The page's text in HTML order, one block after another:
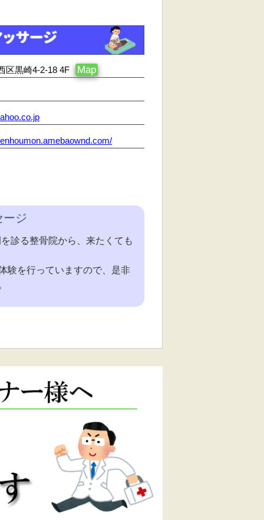
区黒崎4-2-18 4F Map
ージ
診る整骨院から、来たくても
験を行っていますので、是非